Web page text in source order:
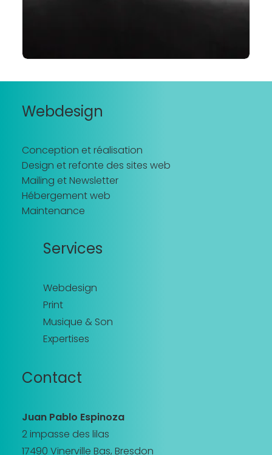
Webdesign
Conception et réalisation
Design et refonte des sites web
Mailing et Newsletter
Hébergement web
Maintenance
Services
Webdesign
Print
Musique & Son
Expertises
Contact
Juan Pablo Espinoza
2 impasse des lilas
17490 Vinerville Bas, Bresdon